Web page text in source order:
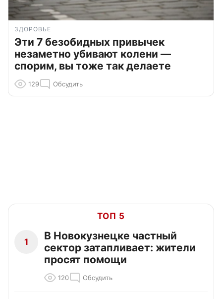
ЗДОРОВЬЕ
Эти 7 безобидных привычек
незаметно убивают колени —
спорим, вы тоже так делаете
129 Обсудить
ТОП 5
1
В Новокузнецке частный
сектор затапливает: жители
просят помощи
120 Обсудить